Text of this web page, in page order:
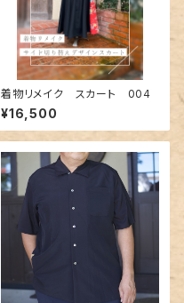
着物リメイク スカート 004
¥16,500